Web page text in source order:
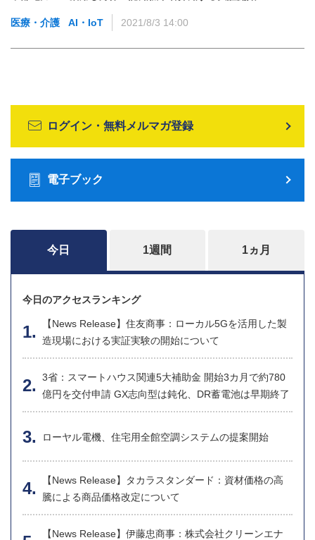
医療・介護 AI・IoT 2021/8/3 14:00
ログイン・無料メルマガ登録
電子ブック
今日 1週間 1ヵ月
今日のアクセスランキング
【News Release】住友商事：ローカル5Gを活用した製
造現場における実証実験の開始について
3省：スマートハウス関連5大補助金 開始3カ月で約780
億円を交付申請 GX志向型は鈍化、DR蓄電池は早期終了
ローヤル電機、住宅用全館空調システムの提案開始
【News Release】タカラスタンダード：資材価格の高
騰による商品価格改定について
【News Release】伊藤忠商事：株式会社クリーンエナ